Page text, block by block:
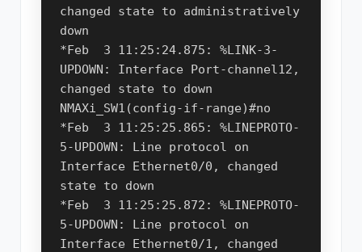
changed state to administratively
down
*Feb  3 11:25:24.875: %LINK-3-
UPDOWN: Interface Port-channel12,
changed state to down
NMAXi_SW1(config-if-range)#no
*Feb  3 11:25:25.865: %LINEPROTO-
5-UPDOWN: Line protocol on
Interface Ethernet0/0, changed
state to down
*Feb  3 11:25:25.872: %LINEPROTO-
5-UPDOWN: Line protocol on
Interface Ethernet0/1, changed